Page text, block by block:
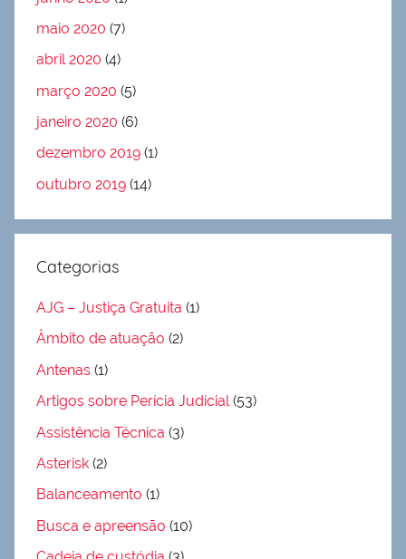
maio 2020 (7)
abril 2020 (4)
março 2020 (5)
janeiro 2020 (6)
dezembro 2019 (1)
outubro 2019 (14)
Categorias
AJG – Justiça Gratuita (1)
Âmbito de atuação (2)
Antenas (1)
Artigos sobre Perícia Judicial(53)
Assistência Técnica (3)
Asterisk (2)
Balanceamento (1)
Busca e apreensão (10)